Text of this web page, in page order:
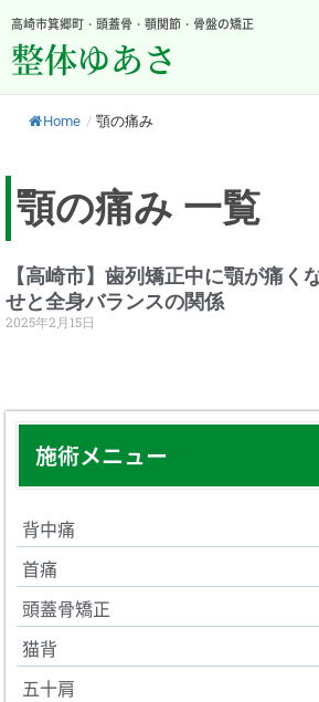
容
を
高崎市箕郷町・頭蓋骨・顎関節・骨盤の矯正
整体ゆあさ
Home / 顎の痛み
施術メニュー
背中痛
首痛
頭蓋骨矯正
猫背
五十肩
顎の痛み 一覧
【高崎市】歯列矯正中に顎が痛く
せと全身バランスの関係
2025年2月15日